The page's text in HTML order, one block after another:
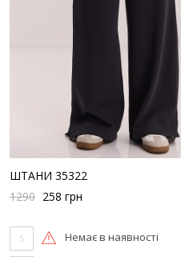
ШТАНИ 35322
1290 258 грн
S Немає в наявності